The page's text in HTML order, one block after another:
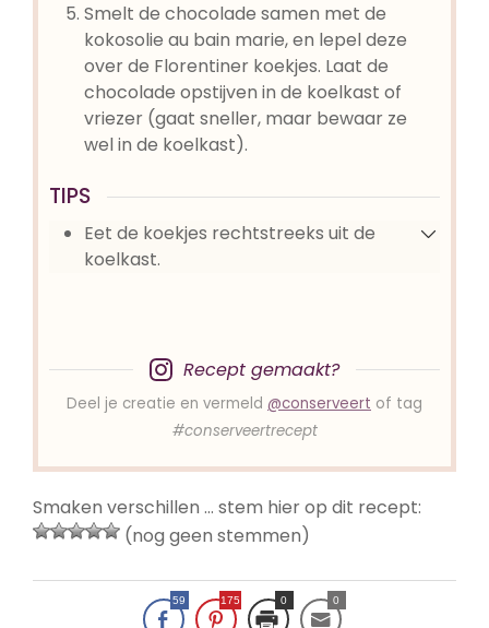
Smelt de chocolade samen met de
kokosolie au bain marie, en lepel deze
over de Florentiner koekjes. Laat de
chocolade opstijven in de koelkast of
vriezer (gaat sneller, maar bewaar ze
wel in de koelkast).
TIPS
Eet de koekjes rechtstreeks uit de
koelkast.
Recept gemaakt?
Deel je creatie en vermeld @conserveert of tag
#conserveertrecept
Smaken verschillen … stem hier op dit recept:
(nog geen stemmen)
59 175 0 0